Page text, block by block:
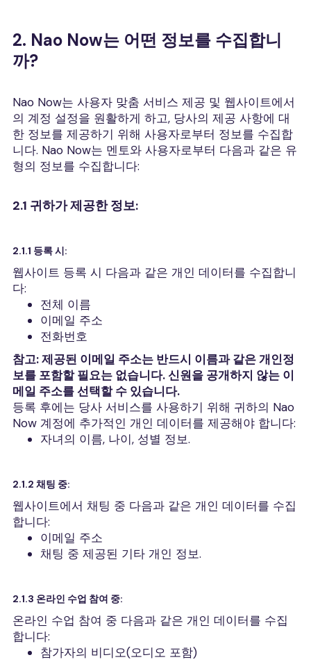
2. Nao Now는 어떤 정보를 수집합니
까?
Nao Now는 사용자 맞춤 서비스 제공 및 웹사이트에서
의 계정 설정을 원활하게 하고, 당사의 제공 사항에 대
한 정보를 제공하기 위해 사용자로부터 정보를 수집합
니다. Nao Now는 멘토와 사용자로부터 다음과 같은 유
형의 정보를 수집합니다:
2.1 귀하가 제공한 정보:
2.1.1 등록 시:
웹사이트 등록 시 다음과 같은 개인 데이터를 수집합니
다:
전체 이름
이메일 주소
전화번호
참고: 제공된 이메일 주소는 반드시 이름과 같은 개인정
보를 포함할 필요는 없습니다. 신원을 공개하지 않는 이
메일 주소를 선택할 수 있습니다.
등록 후에는 당사 서비스를 사용하기 위해 귀하의 Nao
Now 계정에 추가적인 개인 데이터를 제공해야 합니다:
자녀의 이름, 나이, 성별 정보.
2.1.2 채팅 중:
웹사이트에서 채팅 중 다음과 같은 개인 데이터를 수집
합니다:
이메일 주소
채팅 중 제공된 기타 개인 정보.
2.1.3 온라인 수업 참여 중:
온라인 수업 참여 중 다음과 같은 개인 데이터를 수집
합니다:
참가자의 비디오(오디오 포함)